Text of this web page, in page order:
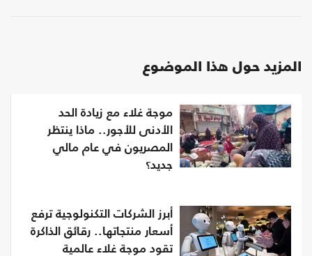
المزيد حول هذا الموضوع
موجة غلاء مع زيادة الحد
الأدنى للأجور.. ماذا ينتظر
المصريون في عام مالي
جديد؟
أبرز الشركات التكنولوجية ترفع
أسعار منتجاتها.. رقائق الذاكرة
تقود موجة غلاء عالمية